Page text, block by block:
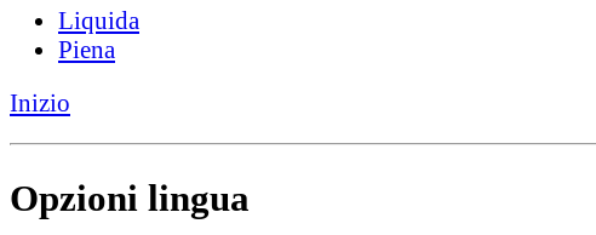
Liquida
Piena
Inizio
Opzioni lingua